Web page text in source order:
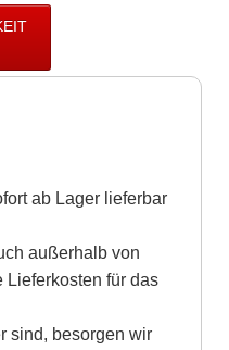
ab Lager lieferbar
außerhalb von
Lieferkosten für das
sind, besorgen wir